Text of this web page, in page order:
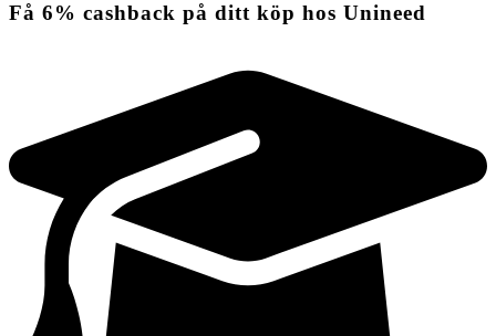
Få 6% cashback på ditt köp hos Unineed